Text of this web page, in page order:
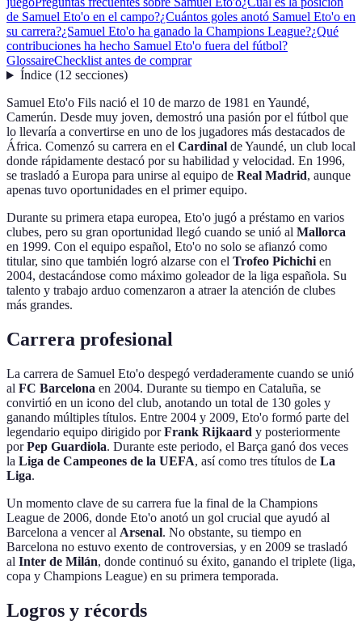
de Samuel Eto'o en el campo?¿Cuántos goles anotó Samuel Eto'o en
su carrera?¿Samuel Eto'o ha ganado la Champions League?¿Qué
contribuciones ha hecho Samuel Eto'o fuera del fútbol?
GlossaireChecklist antes de comprar
Índice(12 secciones)
Samuel Eto'o Fils nació el 10 de marzo de 1981 en Yaundé,
Camerún. Desde muy joven, demostró una pasión por el fútbol que
lo llevaría a convertirse en uno de los jugadores más destacados de
África. Comenzó su carrera en el Cardinal de Yaundé, un club local
donde rápidamente destacó por su habilidad y velocidad. En 1996,
se trasladó a Europa para unirse al equipo de Real Madrid, aunque
apenas tuvo oportunidades en el primer equipo.
Durante su primera etapa europea, Eto'o jugó a préstamo en varios
clubes, pero su gran oportunidad llegó cuando se unió al Mallorca
en 1999. Con el equipo español, Eto'o no solo se afianzó como
titular, sino que también logró alzarse con el Trofeo Pichichien
2004, destacándose como máximo goleador de la liga española. Su
talento y trabajo arduo comenzaron a atraer la atención de clubes
más grandes.
Carrera profesional
La carrera de Samuel Eto'o despegó verdaderamente cuando se unió
al FC Barcelona en 2004. Durante su tiempo en Cataluña, se
convirtió en un icono del club, anotando un total de 130 goles y
ganando múltiples títulos. Entre 2004 y 2009, Eto'o formó parte del
legendario equipo dirigido porFrank Rijkaard y posteriormente
porPep Guardiola. Durante este periodo, el Barça ganó dos veces
la Liga de Campeones de la UEFA, así como tres títulos de La
Liga.
Un momento clave de su carrera fue la final de la Champions
League de 2006, donde Eto'o anotó un gol crucial que ayudó al
Barcelona a vencer al Arsenal. No obstante, su tiempo en
Barcelona no estuvo exento de controversias, y en 2009 se trasladó
al Inter de Milán, donde continuó su éxito, ganando el triplete (liga,
copa y Champions League) en su primera temporada.
Logros y récords